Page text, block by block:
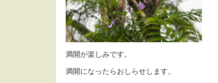
満開が楽しみです。
満開になったらおしらせします。